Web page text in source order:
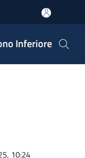
Inferiore
10:24